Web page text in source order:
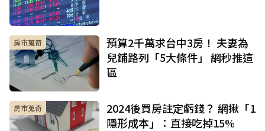
房市蒐奇
預算2千萬求台中3房！ 夫妻為
兒鋪路列「5大條件」 網秒推這
區
房市蒐奇
2024後買房註定虧錢？ 網揪「1
隱形成本」：直接吃掉15%